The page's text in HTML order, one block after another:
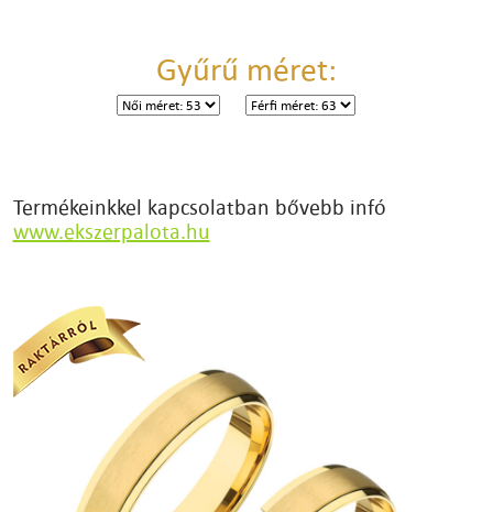
Gyűrű méret:
Termékeinkkel kapcsolatban bővebb infó
www.ekszerpalota.hu